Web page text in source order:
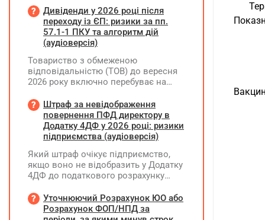
карткового рахунку працівника та
підтвердження таких операцій
первинними документами, належать
до компетенції Мінфіну
Дивіденди у 2026 році після
переходу із ЄП: ризики за пп.
57.1-1 ПКУ та алгоритм дій
(аудіоверсія)
Товариство з обмеженою
відповідальністю (ТОВ) до вересня
2026 року включно перебуває на
(єдиний податок, 3 група, ставка 5%,
неплатник ПДВ). З 1 жовтня 2026
року підприємство переходить на
загальну систему оподаткування
прибуток). За результатами
діяльності у періоді 2024–2025 років
(під час перебування на спрощеній
чистий прибуток, сума
нерозподіленого прибутку в балансі
Штраф за невідображення
повернення ПФД директору в
Додатку 4ДФ у 2026 році: ризики
підприємства (аудіоверсія)
Який штраф очікує підприємство,
якщо воно не відобразить у Додатку
4ДФ до податкового розрахунку
допомоги (ПФД) директору?
Уточнюючий Розрахунок ЮО або
Розрахунок ФОП/НПД за